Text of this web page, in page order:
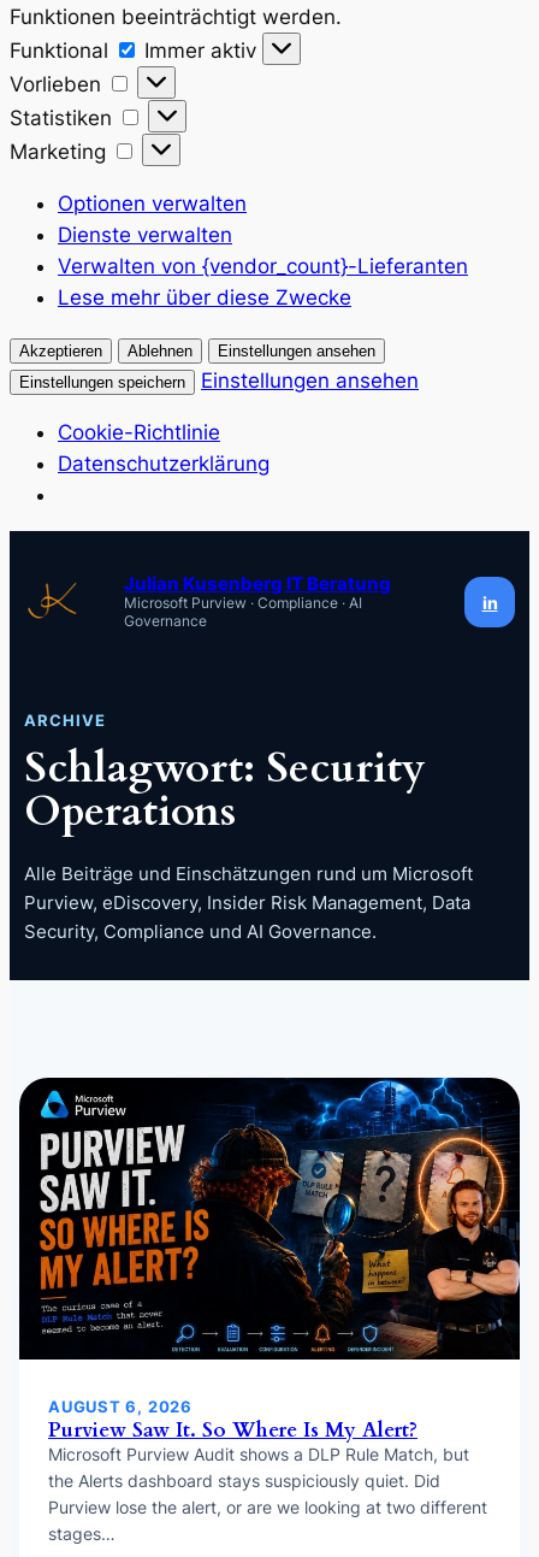
Funktionen beeinträchtigt werden.
Funktional
Funktional
Immer aktiv
Vorlieben
Vorlieben
Statistiken
Statistiken
Marketing
Marketing
Optionen verwalten
Dienste verwalten
Verwalten von {vendor_count}-Lieferanten
Lese mehr über diese Zwecke
Akzeptieren Ablehnen
Einstellungen ansehen
Einstellungen speichern
Einstellungen ansehen
Cookie-Richtlinie
Datenschutzerklärung
springen
Julian Kusenberg IT Beratung
Microsoft Purview · Compliance · AI
Governance
in
ARCHIVE
Schlagwort: Security
Operations
Alle Beiträge und Einschätzungen rund um Microsoft
Purview, eDiscovery, Insider Risk Management, Data
Security, Compliance und AI Governance.
AUGUST 6, 2026
Purview Saw It. So Where Is My Alert?
Microsoft Purview Audit shows a DLP Rule Match, but
the Alerts dashboard stays suspiciously quiet. Did
Purview lose the alert, or are we looking at two different
stages…